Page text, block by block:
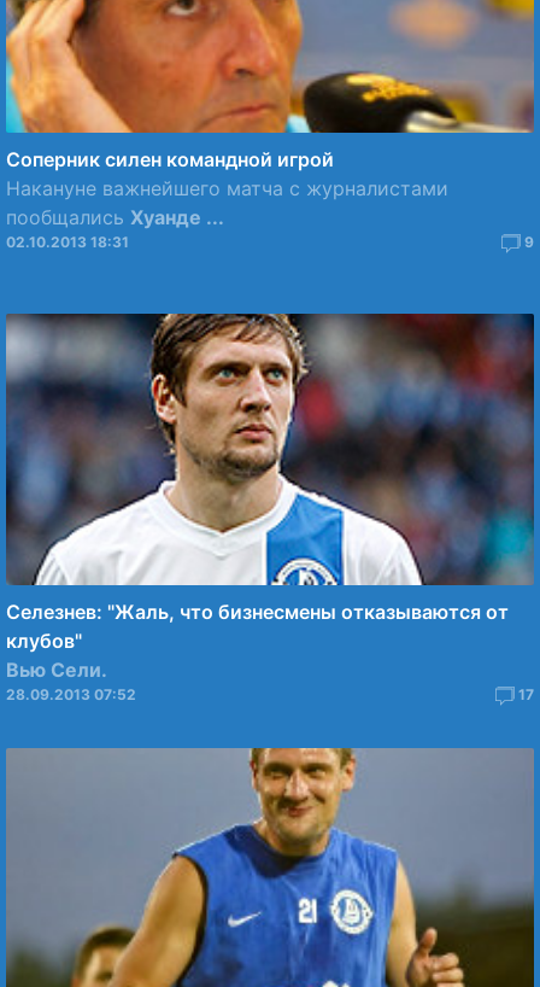
Соперник силен командной игрой
Накануне важнейшего матча с журналистами
пообщались Хуанде ...
02.10.2013 18:31 9
Селезнев: "Жаль, что бизнесмены отказываются от
клубов"
Вью Сели.
28.09.2013 07:52 17